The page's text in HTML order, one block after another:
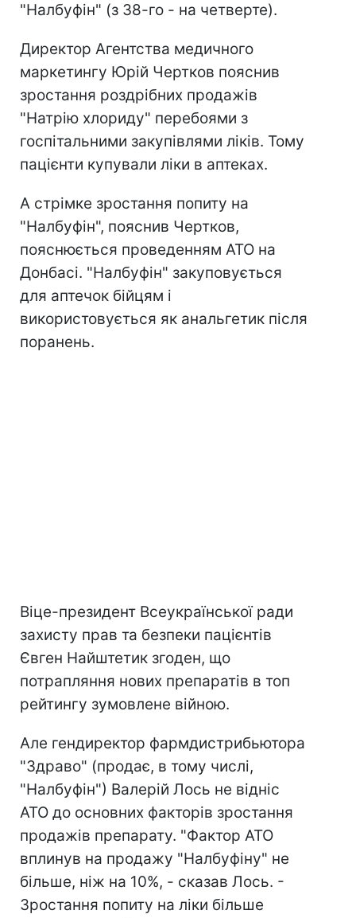
"Налбуфін" (з 38-го - на четверте).
Директор Агентства медичного
маркетингу Юрій Чертков пояснив
зростання роздрібних продажів
"Натрію хлориду" перебоями з
госпітальними закупівлями ліків. Тому
пацієнти купували ліки в аптеках.
А стрімке зростання попиту на
"Налбуфін", пояснив Чертков,
пояснюється проведенням АТО на
Донбасі. "Налбуфін" закуповується
для аптечок бійцям і
використовується як анальгетик після
поранень.
Віце-президент Всеукраїнської ради
захисту прав та безпеки пацієнтів
Євген Найштетик згоден, що
потрапляння нових препаратів в топ
рейтингу зумовлене війною.
Але гендиректор фармдистрибьютора
"Здраво" (продає, в тому числі,
"Налбуфін") Валерій Лось не відніс
АТО до основних факторів зростання
продажів препарату. "Фактор АТО
вплинув на продажу "Налбуфіну" не
більше, ніж на 10%, - сказав Лось. -
Зростання попиту на ліки більше